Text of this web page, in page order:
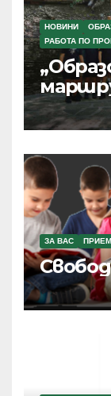
НОВИНИ
РАБОТА ПО
ЗА ВАС ПРИЕМ